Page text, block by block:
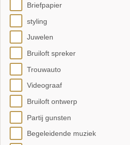
Briefpapier
styling
Juwelen
Bruiloft spreker
Trouwauto
Videograaf
Bruiloft ontwerp
Partij gunsten
Begeleidende muziek